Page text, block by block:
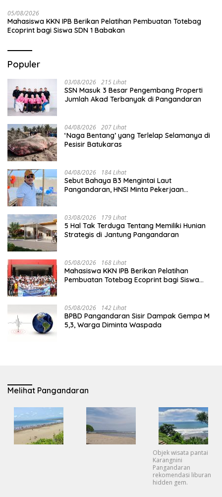
05/08/2026
Mahasiswa KKN IPB Berikan Pelatihan Pembuatan Totebag
Ecoprint bagi Siswa SDN 1 Babakan
Populer
03/08/2026 215 Lihat
SSN Masuk 3 Besar Pengembang Properti
Jumlah Akad Terbanyak di Pangandaran
04/08/2026 207 Lihat
‘Naga Bentang’ yang Terlelap Selamanya di
Pesisir Batukaras
04/08/2026 184 Lihat
Sebut Bahaya B3 Mengintai Laut
Pangandaran, HNSI Minta Pekerjaan
03/08/2026 179 Lihat
5 Hal Tak Terduga Tentang Memiliki Hunian
Strategis di Jantung Pangandaran
05/08/2026 168 Lihat
Mahasiswa KKN IPB Berikan Pelatihan
Pembuatan Totebag Ecoprint bagi Siswa
05/08/2026 142 Lihat
BPBD Pangandaran Sisir Dampak Gempa M
5,3, Warga Diminta Waspada
Melihat Pangandaran
Objek wisata pantai
Karangnini
Pangandaran
rekomendasi liburan
hidden gem.